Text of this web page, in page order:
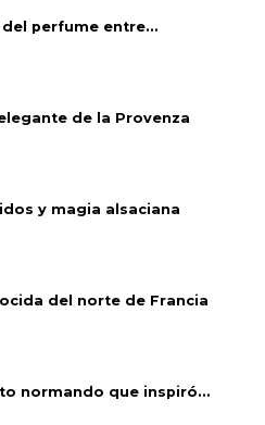
perfume entre...
de la Provenza
y magia alsaciana
del norte de Francia
normando que inspiró...